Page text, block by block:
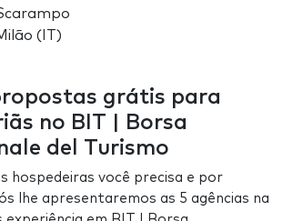
(IT)
grátis para
no BIT | Borsa
del Turismo
hospedeiras você precisa e por
lhe apresentaremos as 5 agências na